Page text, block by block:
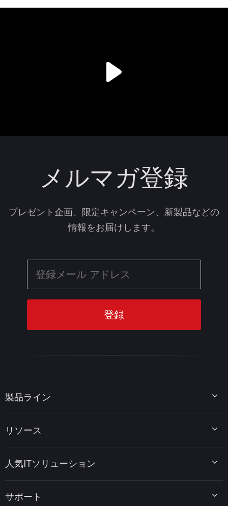
メルマガ登録
プレゼント企画、限定キャンペーン、新製品などの
情報をお届けします。
製品ライン
MiniTool Power Data Recovery
MiniTool PDF Editor
MiniTool MovieMaker
MiniTool uTube Downloader
リソース
データ復元ヒント
PDF編集ヒント
人気ITソリューション
MiniTool ニュースセンター
サポート